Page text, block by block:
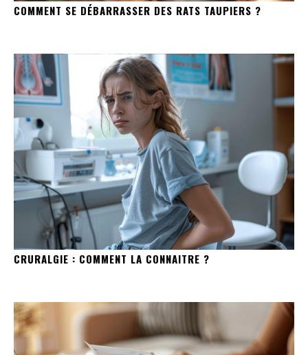
COMMENT SE DÉBARRASSER DES RATS TAUPIERS ?
CRURALGIE : COMMENT LA CONNAITRE ?